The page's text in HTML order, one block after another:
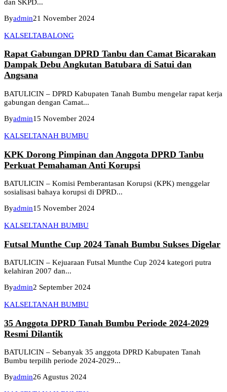
dan SKPD...
Byadmin21 November 2024
KALSELTABALONG
Rapat Gabungan DPRD Tanbu dan Camat Bicarakan
Dampak Debu Angkutan Batubara di Satui dan
Angsana
BATULICIN – DPRD Kabupaten Tanah Bumbu mengelar rapat kerja
gabungan dengan Camat...
Byadmin15 November 2024
KALSELTANAH BUMBU
KPK Dorong Pimpinan dan Anggota DPRD Tanbu
Perkuat Pemahaman Anti Korupsi
BATULICIN – Komisi Pemberantasan Korupsi (KPK) menggelar
sosialisasi bahaya korupsi di DPRD...
Byadmin15 November 2024
KALSELTANAH BUMBU
Futsal Munthe Cup 2024 Tanah Bumbu Sukses Digelar
BATULICIN – Kejuaraan Futsal Munthe Cup 2024 kategori putra
kelahiran 2007 dan...
Byadmin2 September 2024
KALSELTANAH BUMBU
35 Anggota DPRD Tanah Bumbu Periode 2024-2029
Resmi Dilantik
BATULICIN – Sebanyak 35 anggota DPRD Kabupaten Tanah
Bumbu terpilih periode 2024-2029...
Byadmin26 Agustus 2024